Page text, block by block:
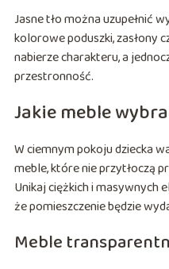
Jasne tło można uzupełnić
kolorowe poduszki, zasłony
nabierze charakteru, a
przestronność.
Jakie meble
W ciemnym pokoju dziecka
meble, które nie przytłoczą
Unikaj ciężkich i masywnych
że pomieszczenie będzie
Meble